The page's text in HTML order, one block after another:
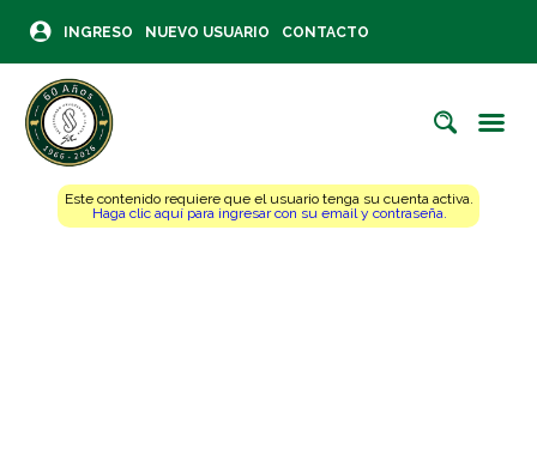
INGRESO NUEVO USUARIO CONTACTO
Este contenido requiere que el usuario tenga su cuenta activa.
Haga clic aquí para ingresar con su email y contraseña.